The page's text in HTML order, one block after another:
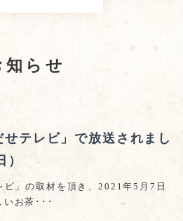
知らせ
テレビ」で放送されまし
」の取材を頂き、2021年5月7日
いお茶･･･